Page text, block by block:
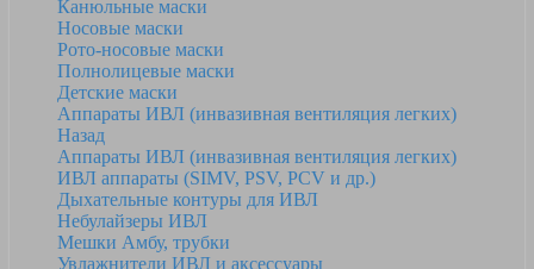
Канюльные маски
Носовые маски
Рото-носовые маски
Полнолицевые маски
Детские маски
Аппараты ИВЛ (инвазивная вентиляция легких)
Назад
Аппараты ИВЛ (инвазивная вентиляция легких)
ИВЛ аппараты (SIMV, PSV, PCV и др.)
Дыхательные контуры для ИВЛ
Небулайзеры ИВЛ
Мешки Амбу, трубки
Увлажнители ИВЛ и аксессуары